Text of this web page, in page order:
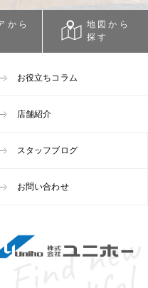
から
地図から
探す
お役立ちコラム
店舗紹介
スタッフブログ
お問い合わせ